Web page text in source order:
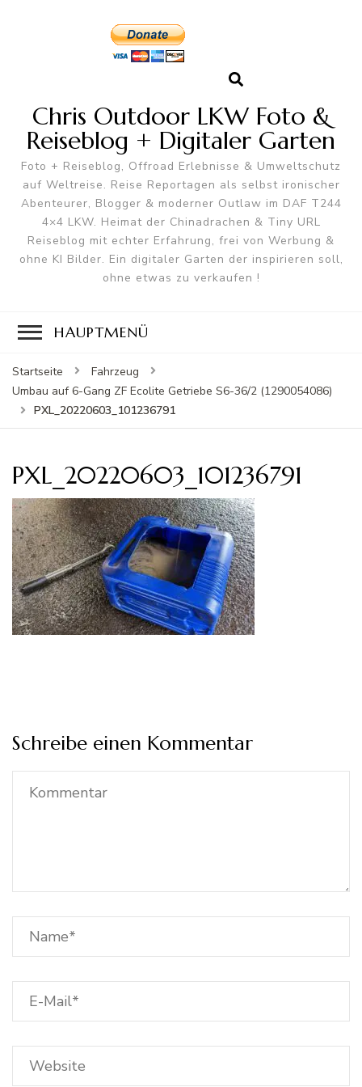
Chris Outdoor LKW Foto &
Reiseblog + Digitaler Garten
Foto + Reiseblog, Offroad Erlebnisse & Umweltschutz
auf Weltreise. Reise Reportagen als selbst ironischer
Abenteurer, Blogger & moderner Outlaw im DAF T244
4×4 LKW. Heimat der Chinadrachen & Tiny URL
Reiseblog mit echter Erfahrung, frei von Werbung &
ohne KI Bilder. Ein digitaler Garten der inspirieren soll,
ohne etwas zu verkaufen !
HAUPTMENÜ
Startseite
Fahrzeug
Umbau auf 6-Gang ZF Ecolite Getriebe S6-36/2 (1290054086)
PXL_20220603_101236791
PXL_20220603_101236791
Schreibe einen Kommentar